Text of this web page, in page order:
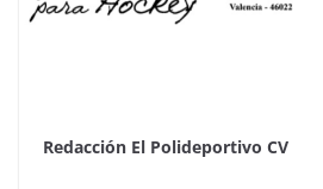
Redacción El Polideportivo CV